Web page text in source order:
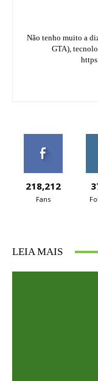
Não tenho muito a
GTA),
218,212
Fans
LEIA MAIS